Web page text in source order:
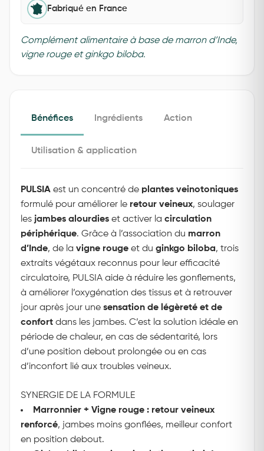
Fabriqué en France
Complément alimentaire à base de marron d’Inde,
vigne rouge et ginkgo biloba.
Bénéfices Ingrédients Action
Utilisation & application
PULSIA est un concentré de plantes veinotoniques
formulé pour améliorer le retour veineux, soulager
les jambes alourdies et activer la circulation
périphérique. Grâce à l’association du marron
d’Inde, de la vigne rouge et du ginkgo biloba, trois
extraits végétaux reconnus pour leur efficacité
circulatoire, PULSIA aide à réduire les gonflements,
à améliorer l’oxygénation des tissus et à retrouver
jour après jour une sensation de légèreté et de
confort dans les jambes. C’est la solution idéale en
période de chaleur, en cas de sédentarité, lors
d’une position debout prolongée ou en cas
d’inconfort lié aux troubles veineux.
SYNERGIE DE LA FORMULE
Marronnier + Vigne rouge : retour veineux
renforcé, jambes moins gonflées, meilleur confort
en position debout.